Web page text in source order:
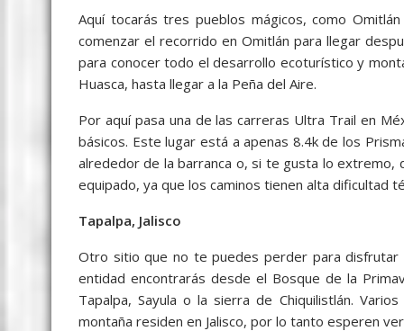
Aquí tocarás tres pueblos mágicos, como
comenzar el recorrido en Omitlán para llegar
para conocer todo el desarrollo ecoturístico y
Huasca, hasta llegar a la Peña del Aire.
Por aquí pasa una de las carreras Ultra Trail en
básicos. Este lugar está a apenas 8.4k de los
alrededor de la barranca o, si te gusta lo extremo,
equipado, ya que los caminos tienen alta dificultad
Tapalpa, Jalisco
Otro sitio que no te puedes perder para disfrutar
entidad encontrarás desde el Bosque de la
Tapalpa, Sayula o la sierra de Chiquilistlán.
montaña residen en Jalisco, por lo tanto esperen